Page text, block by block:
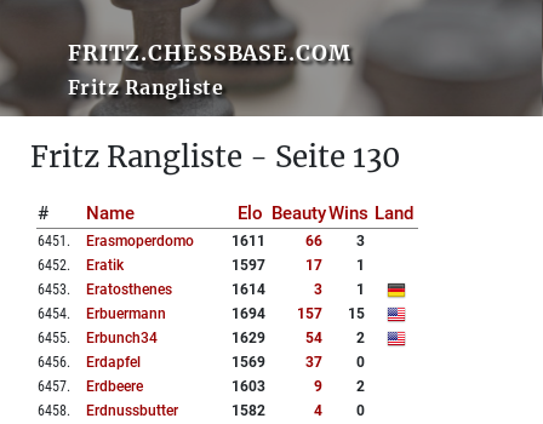
FRITZ.CHESSBASE.COM
Fritz Rangliste
Fritz Rangliste - Seite 130
# Name Elo BeautyWins Land
6451 . Erasmoperdomo 1611 66
3
6452. Eratik 1597 17
1
6453. Eratosthenes 1614 3
1
6454. Erbuermann 1694 157
15
6455. Erbunch34 1629 54
2
6456. Erdapfel 1569 37
0
6457. Erdbeere 1603 9
2
6458. Erdnussbutter 1582 4
0